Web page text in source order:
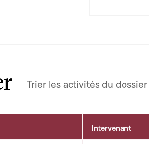
Trier les activités du dossier
Intervenant